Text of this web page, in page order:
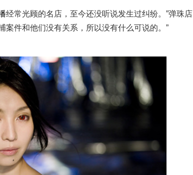
经常光顾的名店，至今还没听说发生过纠纷。”弹珠店
案件和他们没有关系，所以没有什么可说的。”